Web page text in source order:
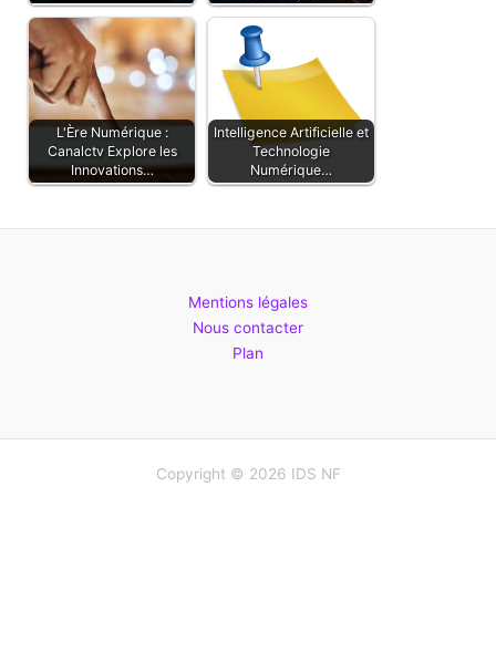
L'Ère Numérique :
Canalctv Explore les
Innovations…
Intelligence Artificielle et
Technologie
Numérique…
Mentions légales
Nous contacter
Plan
Copyright © 2026 IDS NF